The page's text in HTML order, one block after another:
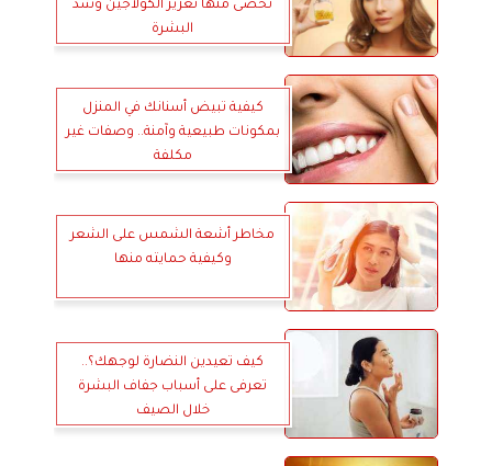
تحصى منها تعزيز الكولاجين وشد
البشرة
كيفية تبيض أسنانك في المنزل
بمكونات طبيعية وآمنة.. وصفات غير
مكلفة
مخاطر أشعة الشمس على الشعر
وكيفية حمايته منها
كيف تعيدين النضارة لوجهك؟..
تعرفى على أسباب جفاف البشرة
خلال الصيف